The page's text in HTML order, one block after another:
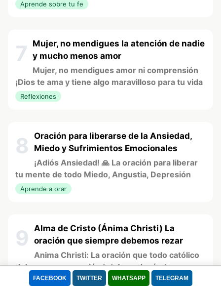
FACEBOOK TWITTER WHATSAPP TELEGRAM
Aprende sobre tu fe
7
Mujer, no mendigues la atención de nadie
y mucho menos amor
Mujer, no mendigues amor ni comprensión
¡Dios te ama y tiene algo maravilloso para tu vida
Reflexiones
8
Oración para liberarse de la Ansiedad,
Miedo y Sufrimientos Emocionales
¡Adiós Ansiedad! 🙏 La oración para liberar
tu mente de todo Miedo, Angustia, Depresión
Aprende a orar
9
Alma de Cristo (Ánima Christi) La
oración que siempre debemos rezar
Anima Christi: La oración que todo católico
debe rezar para unión total con Jesús ✨
Caminando en la fe